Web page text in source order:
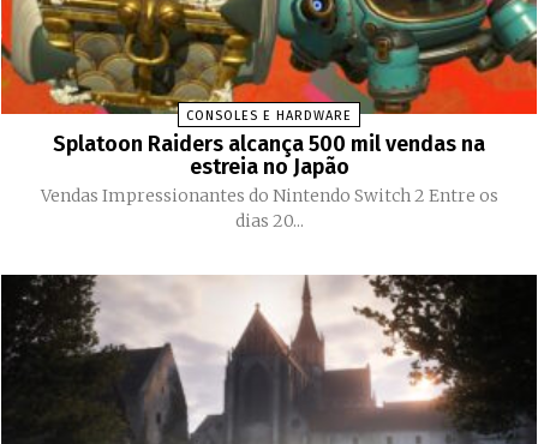
CONSOLES E HARDWARE
Splatoon Raiders alcança 500 mil vendas na
estreia no Japão
Vendas Impressionantes do Nintendo Switch 2 Entre os
dias 20...